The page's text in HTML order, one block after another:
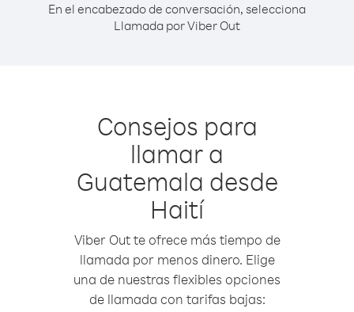
En el encabezado de conversación, selecciona
Llamada por Viber Out
Consejos para
llamar a
Guatemala desde
Haití
Viber Out te ofrece más tiempo de
llamada por menos dinero. Elige
una de nuestras flexibles opciones
de llamada con tarifas bajas: